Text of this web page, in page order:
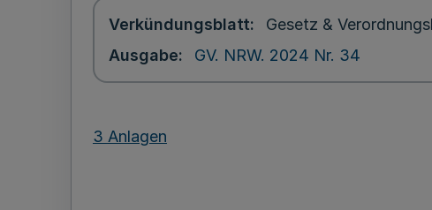
Verkündungsblatt
Gesetz &
Ausgabe
GV. NRW. 2024 Nr. 34
3 Anlagen